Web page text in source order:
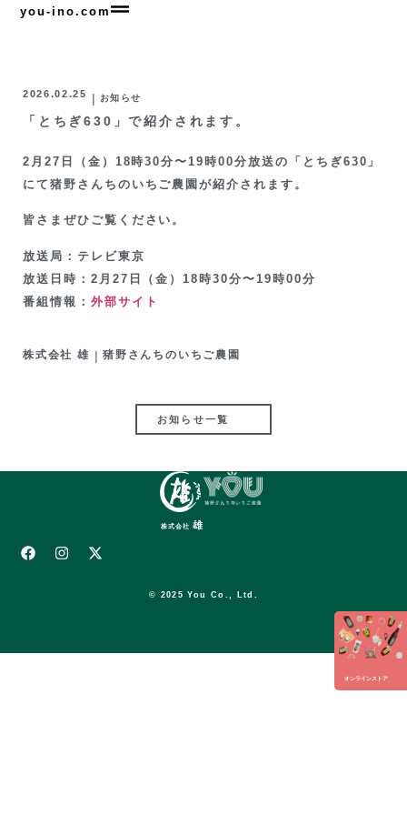
you-ino.com
オンラインストア
「とちぎ630」で紹介されます。
2026.02.25 | お知らせ
2月27日（金）18時30分〜19時00分放送の「とちぎ630」
にて猪野さんちのいちご農園が紹介されます。
皆さまぜひご覧ください。
放送局：テレビ東京
放送日時：2月27日（金）18時30分〜19時00分
番組情報： 外部サイト
株式会社 雄 | 猪野さんちのいちご農園
お知らせ一覧
株式会社 雄
© 2025 You Co., Ltd.